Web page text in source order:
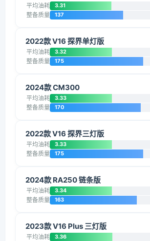
平均油耗 3.31
整备质量 137
2022款 V16 探界单灯版
平均油耗 3.32
整备质量 175
2024款 CM300
平均油耗 3.33
整备质量 170
2022款 V16 探界三灯版
平均油耗 3.33
整备质量 175
2024款 RA250 链条版
平均油耗 3.34
整备质量 163
2023款 V16 Plus 三灯版
平均油耗 3.36